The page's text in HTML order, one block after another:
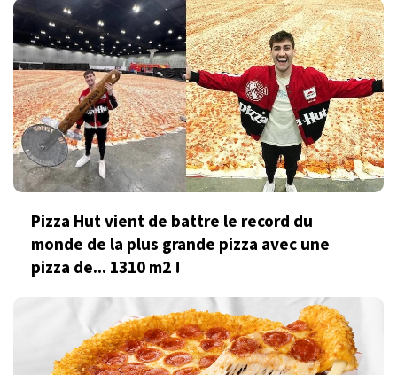
Pizza Hut vient de battre le record du
monde de la plus grande pizza avec une
pizza de... 1310 m2 !